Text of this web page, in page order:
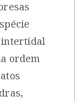
intertidal
ordem